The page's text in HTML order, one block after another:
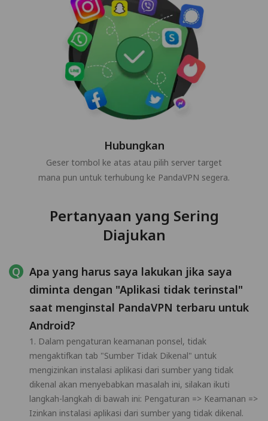
Hubungkan
Geser tombol ke atas atau pilih server target
mana pun untuk terhubung ke PandaVPN segera.
Pertanyaan yang Sering
Diajukan
Apa yang harus saya lakukan jika saya
diminta dengan "Aplikasi tidak terinstal"
saat menginstal PandaVPN terbaru untuk
Android?
1. Dalam pengaturan keamanan ponsel, tidak
mengaktifkan tab "Sumber Tidak Dikenal" untuk
mengizinkan instalasi aplikasi dari sumber yang tidak
dikenal akan menyebabkan masalah ini, silakan ikuti
langkah-langkah di bawah ini: Pengaturan => Keamanan =>
Izinkan instalasi aplikasi dari sumber yang tidak dikenal.